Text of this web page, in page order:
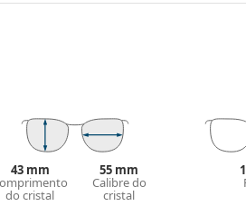
a leveza e a resistência a
100% de proteção contra a luz
ou na cidade.
do estojo e o seu design
de sol. Alguns modelos podem
estilos de marcas populares.
43 mm
do cristal
55 mm
Calibre do
cristal